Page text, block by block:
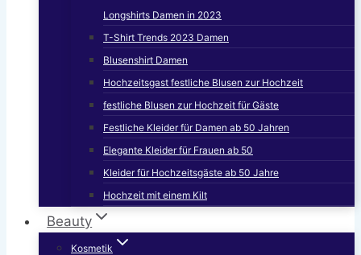
Longshirts Damen in 2023
T-Shirt Trends 2023 Damen
Blusenshirt Damen
Hochzeitsgast festliche Blusen zur Hochzeit
festliche Blusen zur Hochzeit für Gäste
Festliche Kleider für Damen ab 50 Jahren
Elegante Kleider für Frauen ab 50
Kleider für Hochzeitsgäste ab 50 Jahre
Hochzeit mit einem Kilt
Beauty
Kosmetik